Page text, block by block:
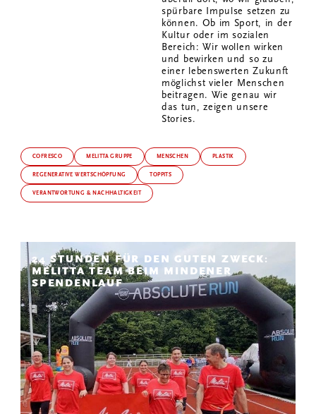
spürbare Impulse setzen zu
können. Ob im Sport, in der
Kultur oder im sozialen
Bereich: Wir wollen wirken
und bewirken und so zu
einer lebenswerten Zukunft
möglichst vieler Menschen
beitragen. Wie genau wir
das tun, zeigen unsere
Stories.
COFRESCO MELITTA GRUPPE MENSCHEN PLASTIK
REGENERATIVE WERTSCHÖPFUNG TOPPITS
VERANTWORTUNG & NACHHALTIGKEIT
24 STUNDEN FÜR DEN GUTEN ZWECK:
MELITTA TEAM BEIM MINDENER
SPENDENLAUF